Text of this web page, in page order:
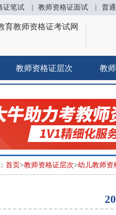
证笔试 教师资格证面试 普
教师资格证层次 教
首页>教师资格证层次>幼儿教师资